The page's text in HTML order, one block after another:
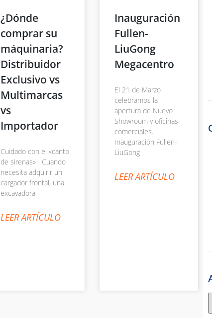
¿Dónde
comprar su
máquinaria?
Distribuidor
Exclusivo vs
Multimarcas
vs
Importador
Cuidado con el «canto
de sirenas» Cuando
necesita adquirir un
cargador frontal, una
excavadora
LEER ARTÍCULO
Inauguración
Fullen-
LiuGong
Megacentro
El 21 de Marzo
celebramos la
apertura de Nuevo
Showroom y oficinas
comerciales.
Inauguración Fullen-
LiuGong
LEER ARTÍCULO